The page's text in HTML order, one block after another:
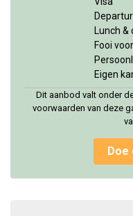
Lunch &
Fooi
Eigen
Dit aanbod valt onder
voorwaarden van deze
Doe